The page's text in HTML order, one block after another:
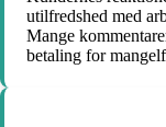
utilfredshed med
Mange
betaling for